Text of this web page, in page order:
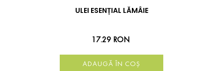
ULEI ESENȚIAL LĂMÂIE
17.29 RON
ADAUGĂ ÎN COȘ